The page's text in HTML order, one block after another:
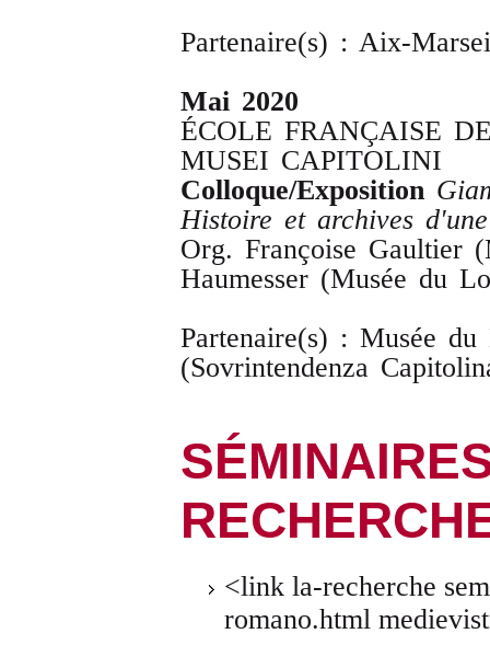
Partenaire(s) : Aix-
Mai 2020
ÉCOLE FRANÇAISE
MUSEI CAPITOLINI
Colloque/Exposition
Histoire et archives
Org. Françoise Gaultier
Haumesser (Musée du
Partenaire(s) : Musée
(Sovrintendenza
<link la-recherche
romano.html